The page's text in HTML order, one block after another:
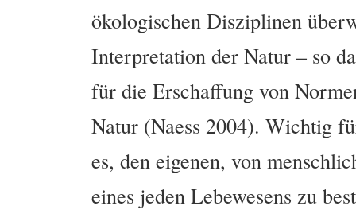
ökologischen Disziplinen
Interpretation der Natur – so
für die Erschaffung von
Natur (Naess 2004). Wichtig
es, den eigenen, von
eines jeden Lebewesens zu